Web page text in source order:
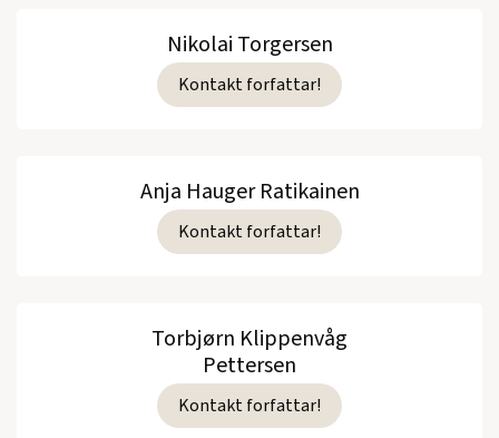
Nikolai Torgersen
Kontakt forfattar!
Anja Hauger Ratikainen
Kontakt forfattar!
Torbjørn Klippenvåg
Pettersen
Kontakt forfattar!